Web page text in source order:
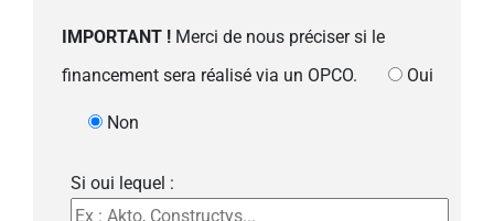
IMPORTANT ! Merci de nous préciser si le
financement sera réalisé via un OPCO.
Oui
Non
Si oui lequel :